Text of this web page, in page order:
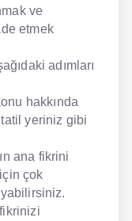
ve
etmek
adımları
hakkında
yeriniz gibi
ana fikrini
çok